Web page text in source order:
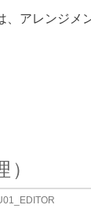
、アレンジメ